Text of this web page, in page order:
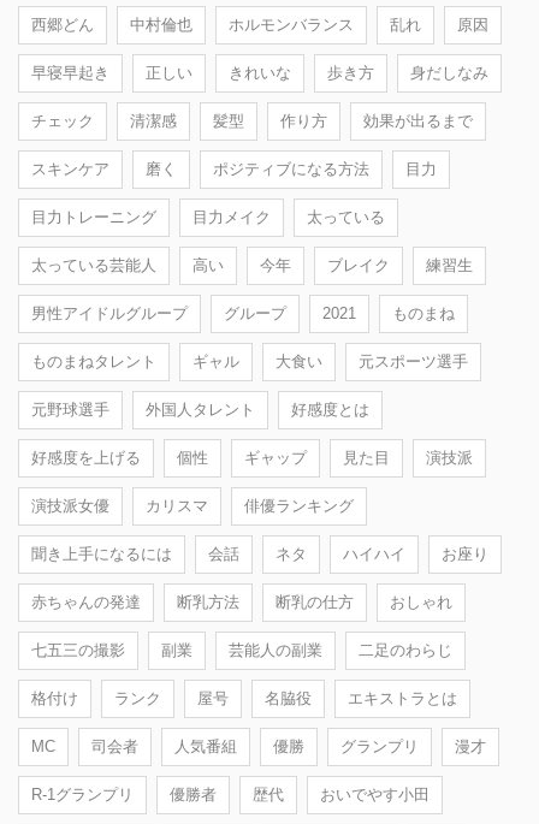
西郷どん 中村倫也 ホルモンバランス 乱れ 原因
早寝早起き 正しい きれいな 歩き方 身だしなみ
チェック 清潔感 髪型 作り方 効果が出るまで
スキンケア 磨く ポジティブになる方法 目力
目力トレーニング 目力メイク 太っている
太っている芸能人 高い 今年 ブレイク 練習生
男性アイドルグループ グループ 2021 ものまね
ものまねタレント ギャル 大食い 元スポーツ選手
元野球選手 外国人タレント 好感度とは
好感度を上げる 個性 ギャップ 見た目 演技派
演技派女優 カリスマ 俳優ランキング
聞き上手になるには 会話 ネタ ハイハイ お座り
赤ちゃんの発達 断乳方法 断乳の仕方 おしゃれ
七五三の撮影 副業 芸能人の副業 二足のわらじ
格付け ランク 屋号 名脇役 エキストラとは
MC 司会者 人気番組 優勝 グランプリ 漫才
R-1グランプリ 優勝者 歴代 おいでやす小田